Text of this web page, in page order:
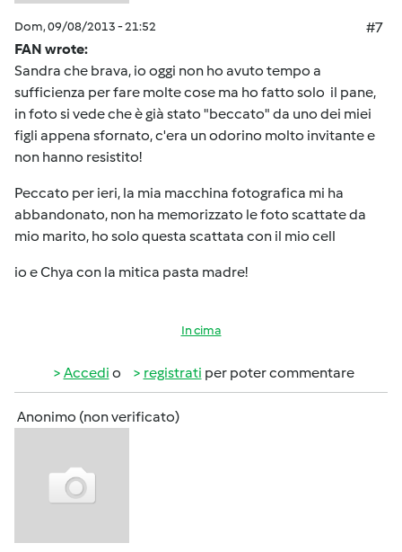
Dom, 09/08/2013 - 21:52
#7
FAN wrote:
Sandra che brava, io oggi non ho avuto tempo a
sufficienza per fare molte cose ma ho fatto solo il pane,
in foto si vede che è già stato "beccato" da uno dei miei
figli appena sfornato, c'era un odorino molto invitante e
non hanno resistito!
Peccato per ieri, la mia macchina fotografica mi ha
abbandonato, non ha memorizzato le foto scattate da
mio marito, ho solo questa scattata con il mio cell
io e Chya con la mitica pasta madre!
In cima
Accedi o registrati per poter commentare
Anonimo (non verificato)